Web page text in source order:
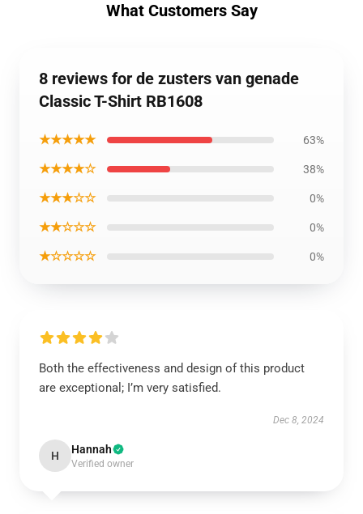
What Customers Say
8 reviews for de zusters van genade
Classic T-Shirt RB1608
★★★★★ 63%
★★★★☆ 38%
★★★☆☆ 0%
★★☆☆☆ 0%
★☆☆☆☆ 0%
Both the effectiveness and design of this product
are exceptional; I’m very satisfied.
Dec 8, 2024
H Hannah
Verified owner